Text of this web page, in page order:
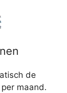
de
maand.